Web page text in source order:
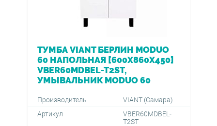
ТУМБА VIANT БЕРЛИН MODUO
60 НАПОЛЬНАЯ [600X860X450]
VBER60MDBEL-T2ST,
УМЫВАЛЬНИК MODUO 60
Производитель
VIANT (Самара)
Артикул
VBER60MDBEL-
T2ST